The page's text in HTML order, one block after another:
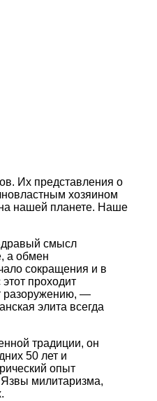
Их представления о
хозяином
на нашей планете. Наше
смысл
а обмен
сокращения и в
проходит
разоружению, —
элита всегда
традиции, он
50 лет и
опыт
милитаризма,